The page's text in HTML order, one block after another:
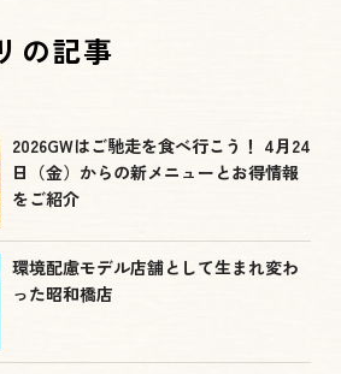
の記事
2026GWはご馳走を食べ行こう！ 4月24
日（金）からの新メニューとお得情報
をご紹介
環境配慮モデル店舗として生まれ変わ
った昭和橋店